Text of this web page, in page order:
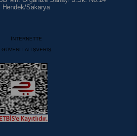
Hendek/Sakarya
İNTERNETTE
GÜVENLİ ALIŞVERİŞ